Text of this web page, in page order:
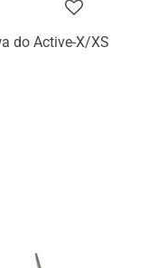
do Active-X/XS